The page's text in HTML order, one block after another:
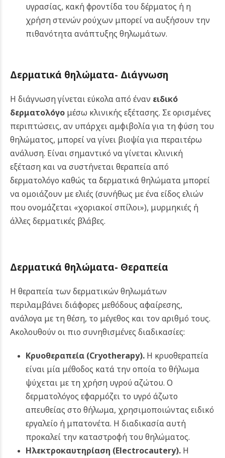
υγρασίας, κακή φροντίδα του δέρματος ή η
χρήση στενών ρούχων μπορεί να αυξήσουν την
πιθανότητα ανάπτυξης θηλωμάτων.
Δερματικά θηλώματα- Διάγνωση
Η διάγνωση γίνεται εύκολα από έναν ειδικό
δερματολόγο μέσω κλινικής εξέτασης. Σε ορισμένες
περιπτώσεις, αν υπάρχει αμφιβολία για τη φύση του
θηλώματος, μπορεί να γίνει βιοψία για περαιτέρω
ανάλυση. Είναι σημαντικό να γίνεται κλινική
εξέταση και να συστήνεται θεραπεία από
δερματολόγο καθώς τα δερματικά θηλώματα μπορεί
να ομοιάζουν με ελιές (συνήθως με ένα είδος ελιών
που ονομάζεται «χοριακοί σπίλοι»), μυρμηκιές ή
άλλες δερματικές βλάβες.
Δερματικά θηλώματα- Θεραπεία
Η θεραπεία των δερματικών θηλωμάτων
περιλαμβάνει διάφορες μεθόδους αφαίρεσης,
ανάλογα με τη θέση, το μέγεθος και τον αριθμό τους.
Ακολουθούν οι πιο συνηθισμένες διαδικασίες:
Κρυοθεραπεία (Cryotherapy). Η κρυοθεραπεία
είναι μία μέθοδος κατά την οποία το θήλωμα
ψύχεται με τη χρήση υγρού αζώτου. Ο
δερματολόγος εφαρμόζει το υγρό άζωτο
απευθείας στο θήλωμα, χρησιμοποιώντας ειδικό
εργαλείο ή μπατονέτα. Η διαδικασία αυτή
προκαλεί την καταστροφή του θηλώματος.
Ηλεκτροκαυτηρίαση (Electrocautery). Η